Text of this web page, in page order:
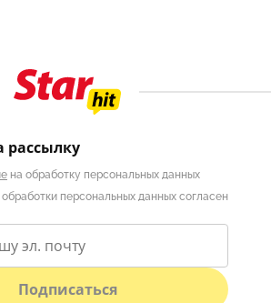
рассылку
на обработку персональных данных
обработки персональных данных согласен
Подписаться